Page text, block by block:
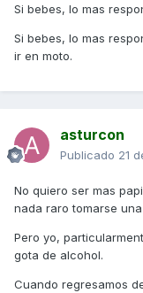
Si bebes, lo mas
Si bebes, lo mas
ir en moto.
asturcon
Publicado 21
No quiero ser mas
nada raro tomarse
Pero yo,
gota de alcohol.
Cuando regresamos